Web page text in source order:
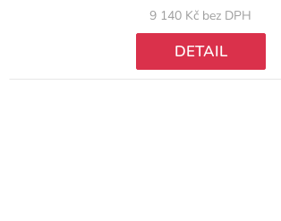
9 140 Kč bez DPH
DETAIL